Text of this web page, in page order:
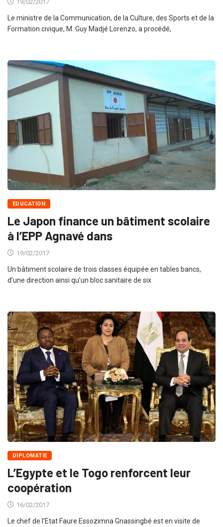
19/02/2017
Le ministre de la Communication, de la Culture, des Sports et de la
Formation civique, M. Guy Madjé Lorenzo, a procédé,
EDUCATION
Le Japon finance un bâtiment scolaire
à l’EPP Agnavé dans
19/02/2017
Un bâtiment scolaire de trois classes équipée en tables bancs,
d’une direction ainsi qu’un bloc sanitaire de six
DIPLOMATIE
L’Egypte et le Togo renforcent leur
coopération
16/02/2017
Le chef de l’Etat Faure Essozimna Gnassingbé est en visite de